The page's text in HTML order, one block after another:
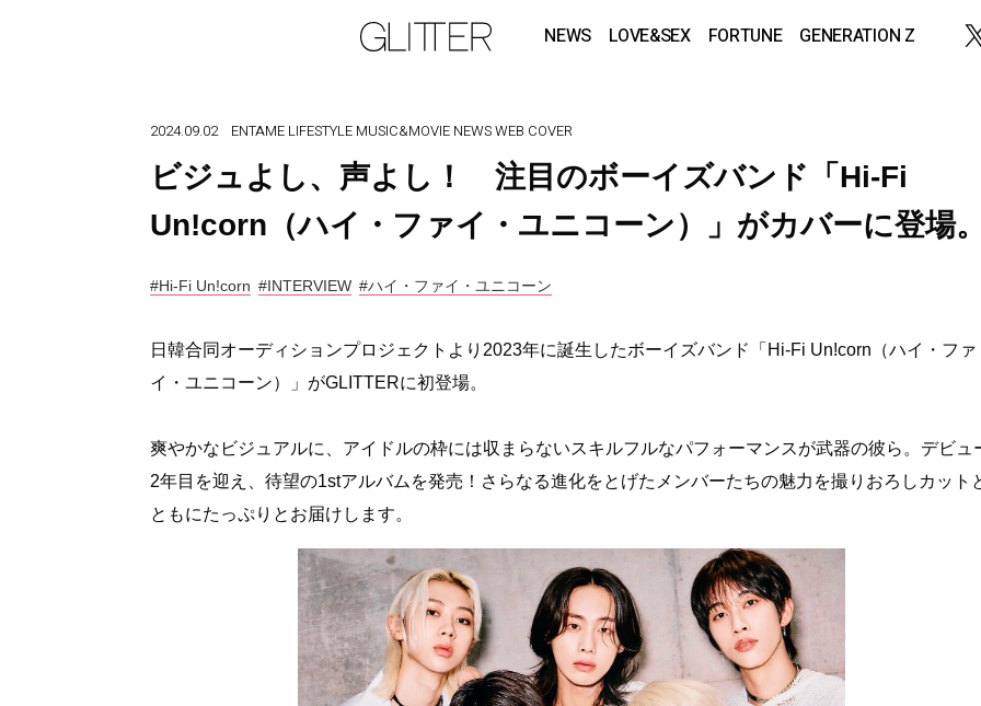
NEWS LOVE&SEX FORTUNE GENERATION Z
2024.09.02 ENTAME LIFESTYLE MUSIC&MOVIE NEWSWEB COVER
ビジュよし、声よし！ 注目のボーイズバンド「Hi-Fi
Un!corn（ハイ・ファイ・ユニコーン）」がカバーに登場
#Hi-Fi Un!corn #INTERVIEW #ハイ・ファイ・ユニコーン
日韓合同オーディションプロジェクトより2023年に誕生したボーイズバンド「Hi-Fi Un!corn（ハイ・ファ
イ・ユニコーン）」がGLITTERに初登場。
爽やかなビジュアルに、アイドルの枠には収まらないスキルフルなパフォーマンスが武器の彼ら。デビュ
2年目を迎え、待望の1stアルバムを発売！さらなる進化をとげたメンバーたちの魅力を撮りおろしカット
ともにたっぷりとお届けします。